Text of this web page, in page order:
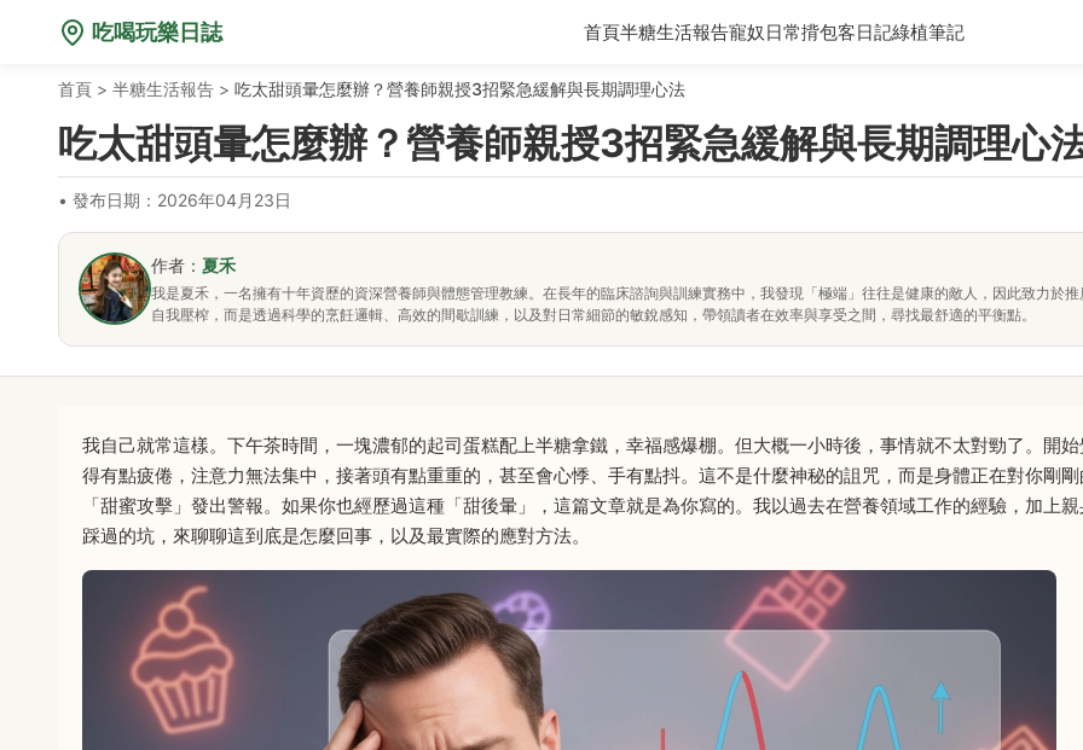
吃喝玩樂日誌 首頁半糖生活報告寵奴日常揹包客日記綠植筆記
首頁 > 半糖生活報告 > 吃太甜頭暈怎麼辦？營養師親授3招緊急緩解與長期調理心法
吃太甜頭暈怎麼辦？營養師親授3招緊急緩解與長期調理心
• 發布日期：2026年04月23日
作者： 夏禾
我是夏禾，一名擁有十年資歷的資深營養師與體態管理教練。在長年的臨床諮詢與訓練實務中，我發現「極端」往往是健康的敵人，因此致力於
自我壓榨，而是透過科學的烹飪邏輯、高效的間歇訓練，以及對日常細節的敏銳感知，帶領讀者在效率與享受之間，尋找最舒適的平衡點。
我自己就常這樣。下午茶時間，一塊濃郁的起司蛋糕配上半糖拿鐵，幸福感爆棚。但大概一小時後，事情就不太對勁了。開
得有點疲倦，注意力無法集中，接著頭有點重重的，甚至會心悸、手有點抖。這不是什麼神秘的詛咒，而是身體正在對你剛
「甜蜜攻擊」發出警報。如果你也經歷過這種「甜後暈」，這篇文章就是為你寫的。我以過去在營養領域工作的經驗，加上
踩過的坑，來聊聊這到底是怎麼回事，以及最實際的應對方法。